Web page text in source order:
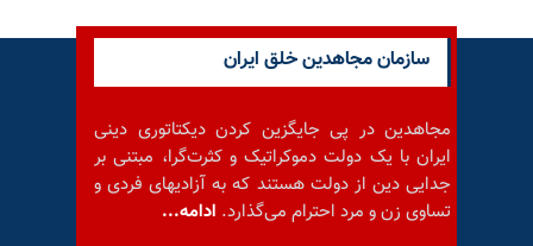
سازمان مجاهدین خلق ایران
مجاهدین در پی جایگزین کردن دیکتاتوری دینی
ایران با یک دولت دموکراتیک و کثرت‌گرا، مبتنی بر
جدایی دین از دولت هستند که به آزادیهای فردی و
تساوی زن و مرد احترام می‌گذارد. ادامه...